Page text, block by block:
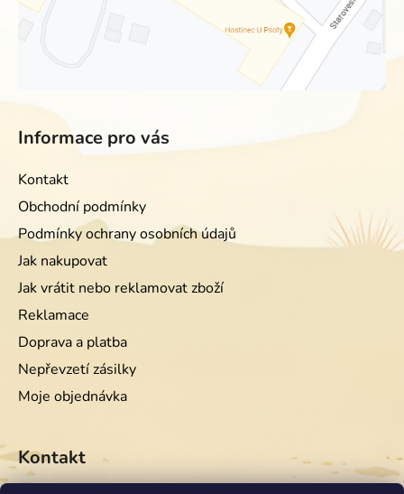
Informace pro vás
Kontakt
Obchodní podmínky
Podmínky ochrany osobních údajů
Jak nakupovat
Jak vrátit nebo reklamovat zboží
Reklamace
Doprava a platba
Nepřevzetí zásilky
Moje objednávka
Kontakt